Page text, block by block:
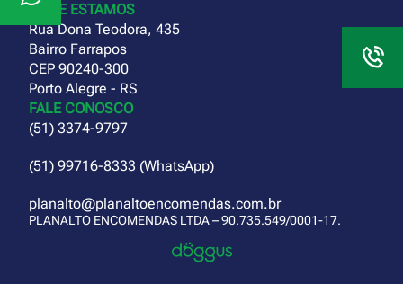
ONDE ESTAMOS
Rua Dona Teodora, 435
Bairro Farrapos
CEP 90240-300
Porto Alegre - RS
FALE CONOSCO
(51) 3374-9797
(51) 99716-8333 (WhatsApp)
planalto@planaltoencomendas.com.br
PLANALTO ENCOMENDAS LTDA – 90.735.549/0001-17.